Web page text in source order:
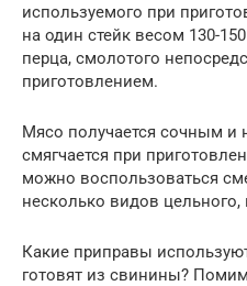
используемого при
на один стейк весом 130-
перца, смолотого
приготовлением.
Мясо получается сочным и
смягчается при
можно воспользоваться
несколько видов
Какие приправы
готовят из свинины?